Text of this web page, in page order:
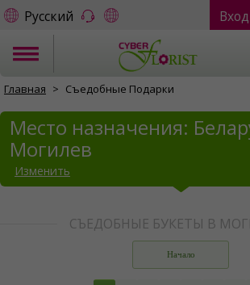
Русский Вход
Главная Съедобные Подарки
Место назначения:
Могилев
Изменить
СЪЕДОБНЫЕ БУКЕТЫ В
Начало